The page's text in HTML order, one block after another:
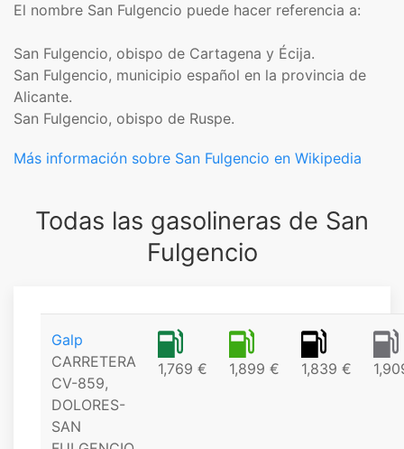
El nombre San Fulgencio puede hacer referencia a:
San Fulgencio, obispo de Cartagena y Écija.
San Fulgencio, municipio español en la provincia de
Alicante.
San Fulgencio, obispo de Ruspe.
Más información sobre San Fulgencio en Wikipedia
Todas las gasolineras de San
Fulgencio
Galp
CARRETERA
CV-859,
DOLORES-
SAN
1,769 € 1,899 € 1,839 €